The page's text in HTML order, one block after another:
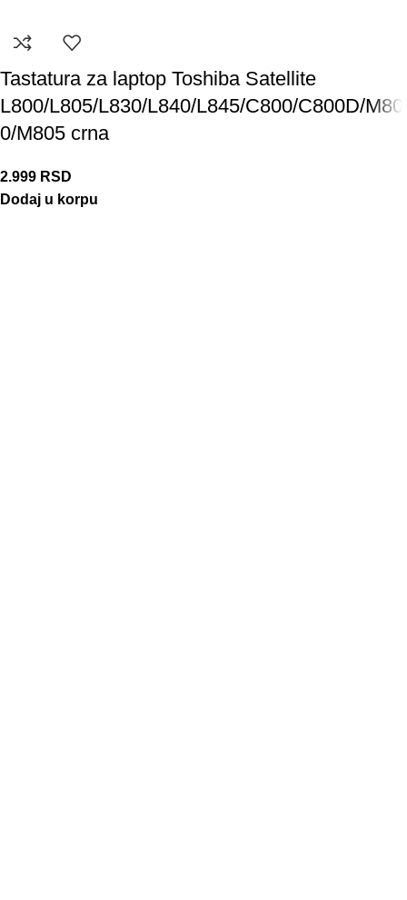
Tastatura za laptop Toshiba Satellite
L800/L805/L830/L840/L845/C800/C800D/M80
0/M805 crna
2.999 RSD
Dodaj u korpu